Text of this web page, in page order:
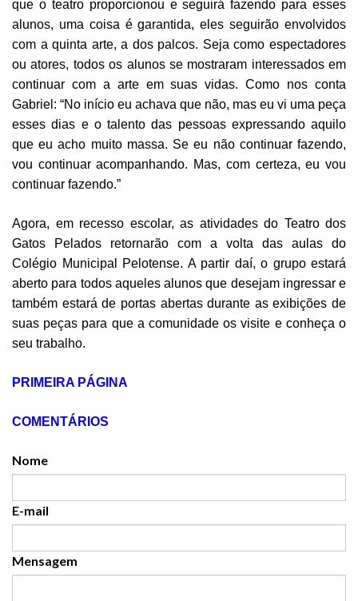
que o teatro proporcionou e seguirá fazendo para esses
alunos, uma coisa é garantida, eles seguirão envolvidos
com a quinta arte, a dos palcos. Seja como espectadores
ou atores, todos os alunos se mostraram interessados em
continuar com a arte em suas vidas. Como nos conta
Gabriel: “No início eu achava que não, mas eu vi uma peça
esses dias e o talento das pessoas expressando aquilo
que eu acho muito massa. Se eu não continuar fazendo,
vou continuar acompanhando. Mas, com certeza, eu vou
continuar fazendo.”
Agora, em recesso escolar, as atividades do Teatro dos
Gatos Pelados retornarão com a volta das aulas do
Colégio Municipal Pelotense. A partir daí, o grupo estará
aberto para todos aqueles alunos que desejam ingressar e
também estará de portas abertas durante as exibições de
suas peças para que a comunidade os visite e conheça o
seu trabalho.
PRIMEIRA PÁGINA
COMENTÁRIOS
Nome
E-mail
Mensagem